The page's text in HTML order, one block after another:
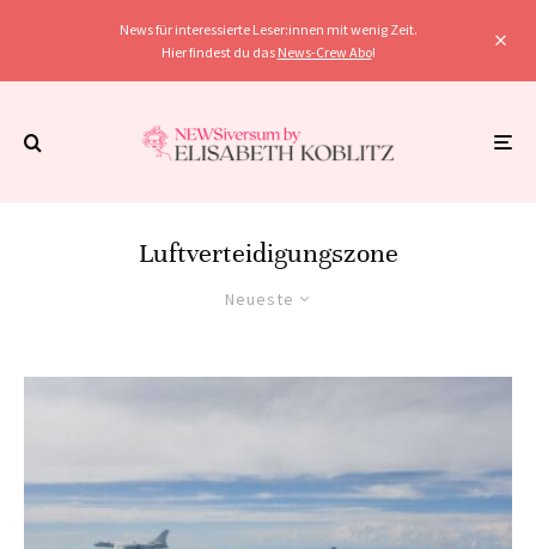
News für interessierte Leser:innen mit wenig Zeit.
Hier findest du das News-Crew Abo!
Luftverteidigungszone
Neueste